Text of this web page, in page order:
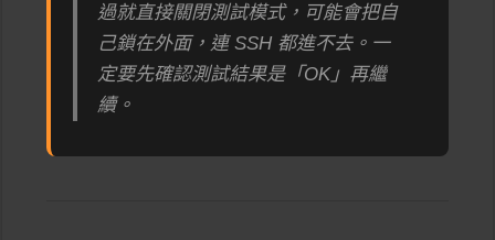
過就直接關閉測試模式，可能會把自
己鎖在外面，連 SSH 都進不去。一
定要先確認測試結果是「OK」再繼
續。